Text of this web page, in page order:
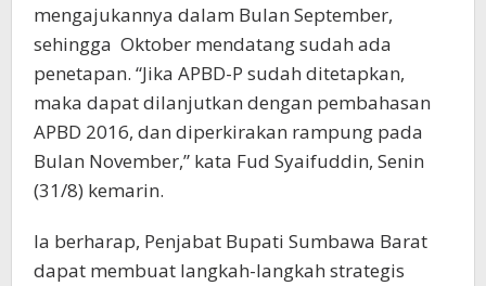
mengajukannya dalam Bulan September,
sehingga Oktober mendatang sudah ada
penetapan. “Jika APBD-P sudah ditetapkan,
maka dapat dilanjutkan dengan pembahasan
APBD 2016, dan diperkirakan rampung pada
Bulan November,” kata Fud Syaifuddin, Senin
(31/8) kemarin.
Ia berharap, Penjabat Bupati Sumbawa Barat
dapat membuat langkah-langkah strategis